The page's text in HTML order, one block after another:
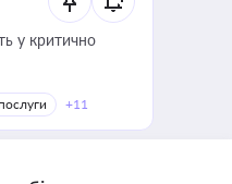
у критично
+11